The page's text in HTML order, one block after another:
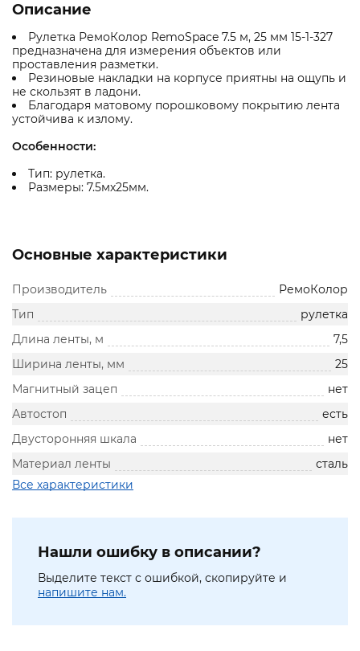
Описание
Рулетка РемоКолор RemoSpace 7.5 м, 25 мм 15-1-327
предназначена для измерения объектов или
проставления разметки.
Резиновые накладки на корпусе приятны на ощупь и
не скользят в ладони.
Благодаря матовому порошковому покрытию лента
устойчива к излому.
Особенности:
Тип: рулетка.
Размеры: 7.5мх25мм.
Основные характеристики
Производитель
РемоКолор
Тип
рулетка
Длина ленты, м
7,5
Ширина ленты, мм
25
Магнитный зацеп
нет
Автостоп
есть
Двусторонняя шкала
нет
Материал ленты
сталь
Все характеристики
Нашли ошибку в описании?
Выделите текст с ошибкой, скопируйте и
напишите нам.